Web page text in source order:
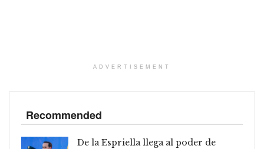
ADVERTISEMENT
Recommended
De la Espriella llega al poder de